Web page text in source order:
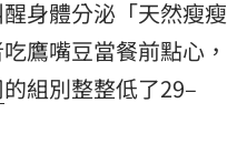
身體分泌「天然瘦瘦
鷹嘴豆當餐前點心，
的組別整整低了29–